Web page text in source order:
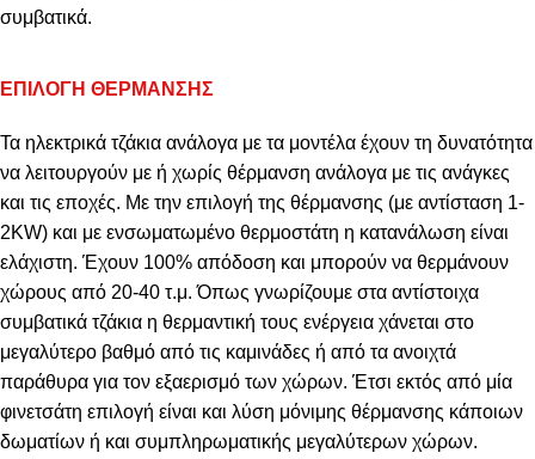
συμβατικά.
ΕΠΙΛΟΓΗ ΘΕΡΜΑΝΣΗΣ
Τα ηλεκτρικά τζάκια ανάλογα με τα μοντέλα έχουν τη δυνατότητα
να λειτουργούν με ή χωρίς θέρμανση ανάλογα με τις ανάγκες
και τις εποχές. Με την επιλογή της θέρμανσης (με αντίσταση 1-
2KW) και με ενσωματωμένο θερμοστάτη η κατανάλωση είναι
ελάχιστη. Έχουν 100% απόδοση και μπορούν να θερμάνουν
χώρους από 20-40 τ.μ. Όπως γνωρίζουμε στα αντίστοιχα
συμβατικά τζάκια η θερμαντική τους ενέργεια χάνεται στο
μεγαλύτερο βαθμό από τις καμινάδες ή από τα ανοιχτά
παράθυρα για τον εξαερισμό των χώρων. Έτσι εκτός από μία
φινετσάτη επιλογή είναι και λύση μόνιμης θέρμανσης κάποιων
δωματίων ή και συμπληρωματικής μεγαλύτερων χώρων.